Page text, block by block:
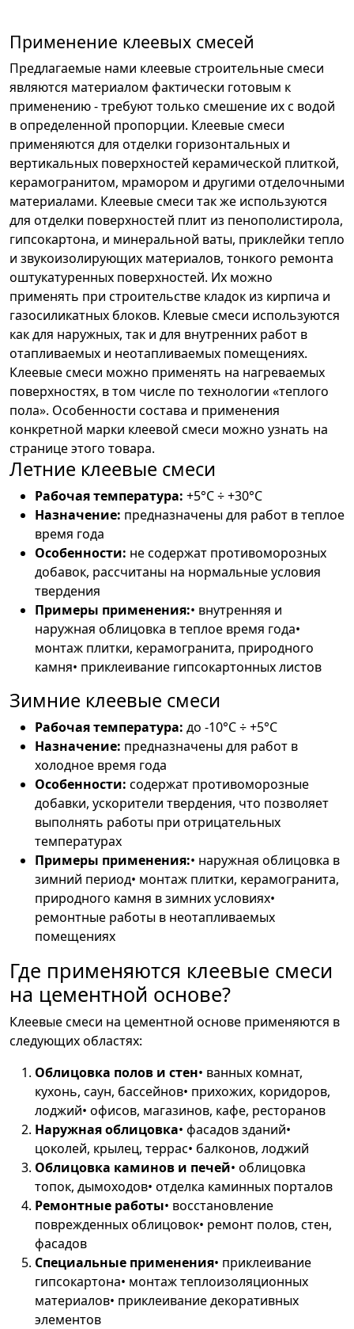
Применение клеевых смесей
Предлагаемые нами клеевые строительные смеси
являются материалом фактически готовым к
применению - требуют только смешение их с водой
в определенной пропорции. Клеевые смеси
применяются для отделки горизонтальных и
вертикальных поверхностей керамической плиткой,
керамогранитом, мрамором и другими отделочными
материалами. Клеевые смеси так же используются
для отделки поверхностей плит из пенополистирола,
гипсокартона, и минеральной ваты, приклейки тепло
и звукоизолирующих материалов, тонкого ремонта
оштукатуренных поверхностей. Их можно
применять при строительстве кладок из кирпича и
газосиликатных блоков. Клевые смеси используются
как для наружных, так и для внутренних работ в
отапливаемых и неотапливаемых помещениях.
Клеевые смеси можно применять на нагреваемых
поверхностях, в том числе по технологии «теплого
пола». Особенности состава и применения
конкретной марки клеевой смеси можно узнать на
странице этого товара.
Летние клеевые смеси
Рабочая температура: +5°C ÷ +30°C
Назначение: предназначены для работ в теплое
время года
Особенности: не содержат противоморозных
добавок, рассчитаны на нормальные условия
твердения
Примеры применения:• внутренняя и
наружная облицовка в теплое время года•
монтаж плитки, керамогранита, природного
камня• приклеивание гипсокартонных листов
Зимние клеевые смеси
Рабочая температура: до -10°C ÷ +5°C
Назначение: предназначены для работ в
холодное время года
Особенности: содержат противоморозные
добавки, ускорители твердения, что позволяет
выполнять работы при отрицательных
температурах
Примеры применения:• наружная облицовка в
зимний период• монтаж плитки, керамогранита,
природного камня в зимних условиях•
ремонтные работы в неотапливаемых
помещениях
Где применяются клеевые смеси
на цементной основе?
Клеевые смеси на цементной основе применяются в
следующих областях:
Облицовка полов и стен• ванных комнат,
кухонь, саун, бассейнов• прихожих, коридоров,
лоджий• офисов, магазинов, кафе, ресторанов
Наружная облицовка• фасадов зданий•
цоколей, крылец, террас• балконов, лоджий
Облицовка каминов и печей• облицовка
топок, дымоходов• отделка каминных порталов
Ремонтные работы• восстановление
поврежденных облицовок• ремонт полов, стен,
фасадов
Специальные применения• приклеивание
гипсокартона• монтаж теплоизоляционных
материалов• приклеивание декоративных
элементов